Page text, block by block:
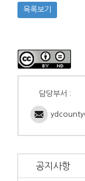
목록보기
담당부서 :
공지사항